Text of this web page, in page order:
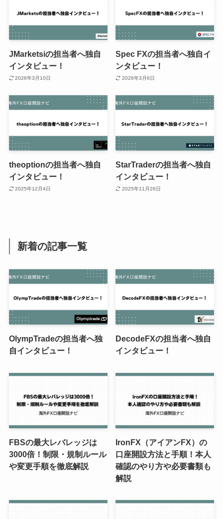
JMarketsiの担当者へ独自
インタビュー！
2026年3月10日
Spec FXの担当者へ独自イ
ンタビュー！
2026年3月6日
theoptionの担当者へ独自
インタビュー！
2025年12月4日
StarTraderの担当者へ独自
インタビュー！
2025年11月26日
新着の記事一覧
OlympTradeの担当者へ独
自インタビュー！
DecodeFXの担当者へ独自
インタビュー！
FBSの最大レバレッジは
3000倍！制限・規制ルール
や変更手順を徹底解説
IronFX（アイアンFX）の
口座開設方法と手順！本人
確認のやり方や必要書類も
解説